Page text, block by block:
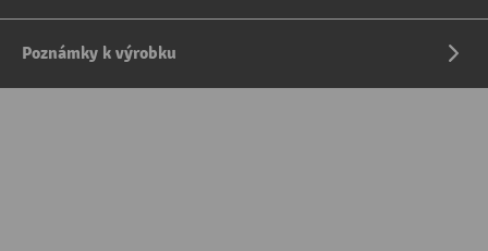
Poznámky k výrobku